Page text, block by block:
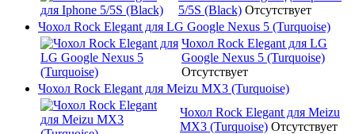
5/5S (Black) Отсутствует
Чохол Rock Elegant для LG Google Nexus 5 (Turquoise)
Чохол Rock Elegant для LG
Google Nexus 5 (Turquoise)
Отсутствует
Чохол Rock Elegant для Meizu MX3 (Turquoise)
Чохол Rock Elegant для Meizu
MX3 (Turquoise) Отсутствует